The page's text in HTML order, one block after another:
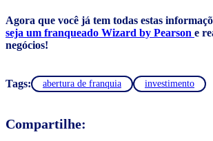
Agora que você já tem todas estas
seja um franqueado Wizard by Pearson e
negócios!
Tags: abertura de franquia investimento
Compartilhe: